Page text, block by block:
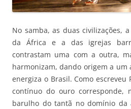
No samba, as duas civilizações,
da África e a das igrejas
contrastam uma com a outra,
harmonizam, dando origem a
energiza o Brasil. Como escreveu
contínuo do ouro corresponde,
barulho do tantã no domínio da